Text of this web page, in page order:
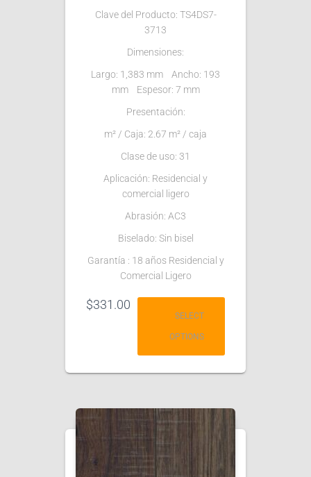
Clave del Producto: TS4DS7-
3713
Dimensiones:
Largo: 1,383 mm Ancho: 193
mm Espesor: 7 mm
Presentación:
m² / Caja: 2.67 m² / caja
Clase de uso: 31
Aplicación: Residencial y
comercial ligero
Abrasión: AC3
Biselado: Sin bisel
Garantía : 18 años Residencial y
Comercial Ligero
$331.00
SELECT
OPTIONS